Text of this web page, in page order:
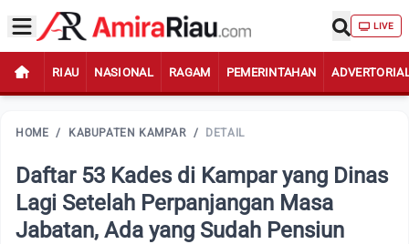
LIVE
RIAU NASIONAL RAGAM PEMERINTAHAN
HOME / KABUPATEN KAMPAR / DETAIL
Daftar 53 Kades di Kampar yang Dinas
Lagi Setelah Perpanjangan Masa
Jabatan, Ada yang Sudah Pensiun